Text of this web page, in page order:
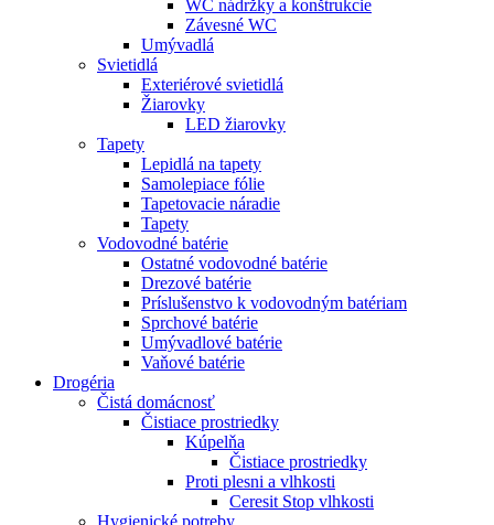
WC nádržky a konštrukcie
Závesné WC
Umývadlá
Svietidlá
Exteriérové svietidlá
Žiarovky
LED žiarovky
Tapety
Lepidlá na tapety
Samolepiace fólie
Tapetovacie náradie
Tapety
Vodovodné batérie
Ostatné vodovodné batérie
Drezové batérie
Príslušenstvo k vodovodným batériam
Sprchové batérie
Umývadlové batérie
Vaňové batérie
Drogéria
Čistá domácnosť
Čistiace prostriedky
Kúpelňa
Čistiace prostriedky
Proti plesni a vlhkosti
Ceresit Stop vlhkosti
Hygienické potreby